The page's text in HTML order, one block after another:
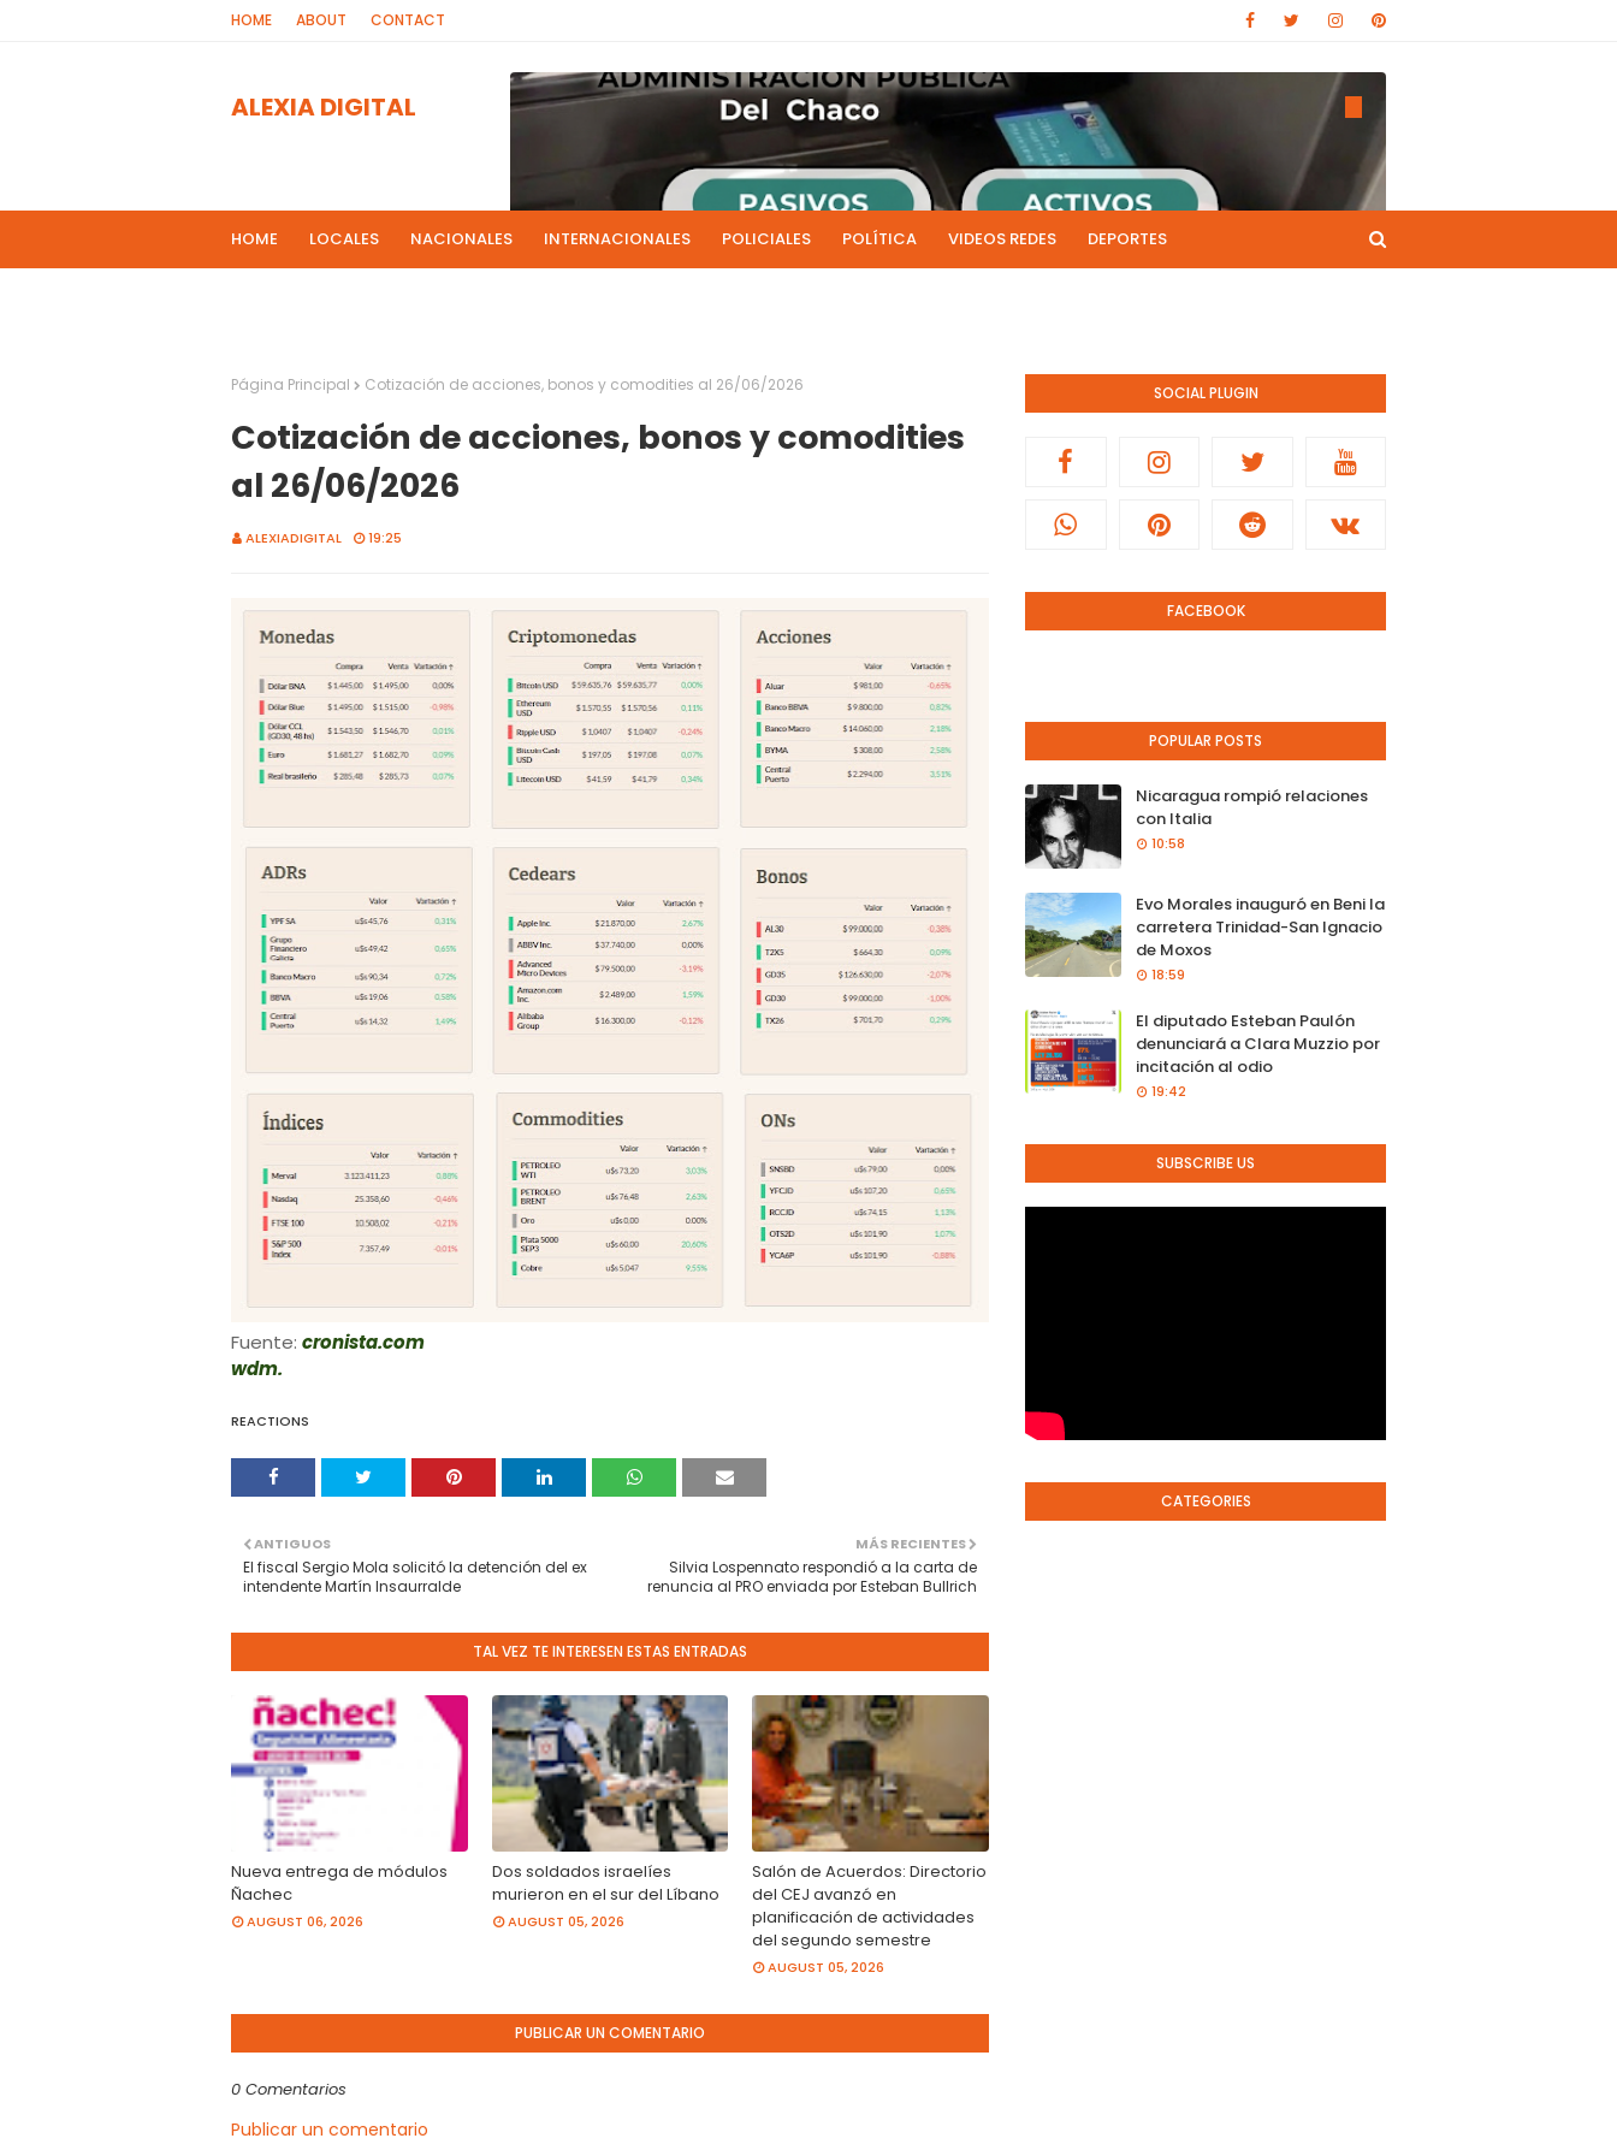
HOME ABOUT CONTACT
ALEXIA DIGITAL
HOME LOCALES NACIONALES INTERNACIONALES POLICIALES POLÍTICA VIDEOS REDES DEPORTES
Página Principal Cotización de acciones, bonos y comodities al 26/06/2026
Cotización de acciones, bonos y comodities
al 26/06/2026
ALEXIADIGITAL 19:25
Fuente: cronista.com
wdm.
REACTIONS
MÁS RECIENTES
Silvia Lospennato respondió a la carta de
renuncia al PRO enviada por Esteban Bullrich
ANTIGUOS
El fiscal Sergio Mola solicitó la detención del ex
intendente Martín Insaurralde
TAL VEZ TE INTERESEN ESTAS ENTRADAS
Nueva entrega de módulos
Ñachec
AUGUST 06, 2026
Dos soldados israelíes
murieron en el sur del Líbano
AUGUST 05, 2026
Salón de Acuerdos: Directorio
del CEJ avanzó en
planificación de actividades
del segundo semestre
AUGUST 05, 2026
PUBLICAR UN COMENTARIO
0 Comentarios
Publicar un comentario
SOCIAL PLUGIN
FACEBOOK
POPULAR POSTS
Nicaragua rompió relaciones
con Italia
10:58
Evo Morales inauguró en Beni la
carretera Trinidad-San Ignacio
de Moxos
18:59
El diputado Esteban Paulón
denunciará a Clara Muzzio por
incitación al odio
19:42
SUBSCRIBE US
CATEGORIES